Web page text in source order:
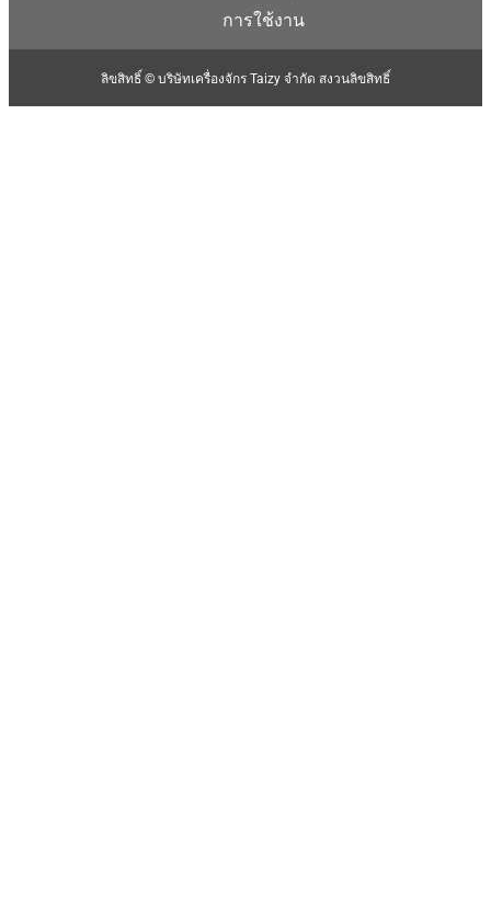
การใช้งาน
ลิขสิทธิ์ © บริษัทเครื่องจักร Taizy จำกัด สงวนลิขสิทธิ์